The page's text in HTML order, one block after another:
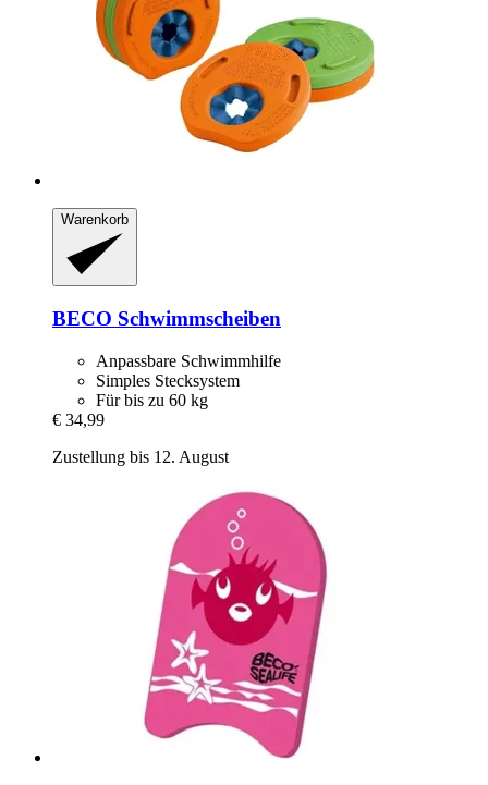
Warenkorb
BECO Schwimmscheiben
Anpassbare Schwimmhilfe
Simples Stecksystem
Für bis zu 60 kg
€ 34,99
Zustellung bis 12. August